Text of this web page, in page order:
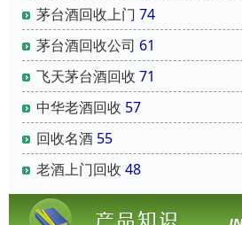
茅台酒回收上门 74
茅台酒回收公司 61
飞天茅台酒回收 71
中华老酒回收 57
回收名酒 55
老酒上门回收 48